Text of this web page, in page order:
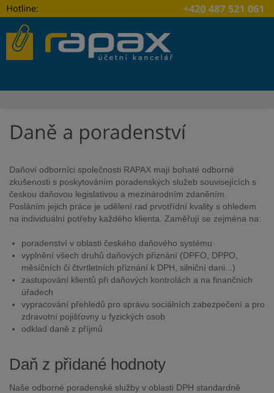
Daňoví odborníci společnosti RAPAX mají bohaté odborné
zkušenosti s poskytováním poradenských služeb souvisejících s
českou daňovou legislativou a mezinárodním zdaněním.
Posláním jejich práce je udělení rad prvotřídní kvality s ohledem
na individuální potřeby každého klienta. Zaměřují se zejména na:
poradenství v oblasti českého daňového systému
vyplnění všech druhů daňových přiznání (DPFO, DPPO,
měsíčních či čtvrtletních přiznání k DPH, silniční dani...)
zastupování klientů při daňových kontrolách a na finančních
úřadech
vypracování přehledů pro správu sociálních zabezpečení a pro
zdravotní pojišťovny u fyzických osob
odklad daně z příjmů
Daň z přidané hodnoty
Naše odborné poradenské služby v oblasti DPH standardně